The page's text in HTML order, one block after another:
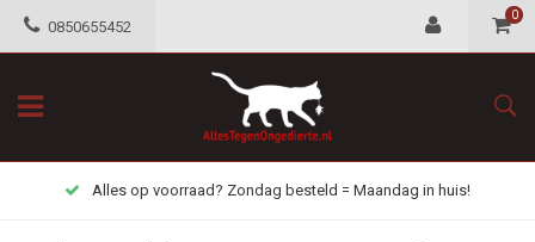
0850655452
0
Alles op voorraad? Zondag besteld = Maandag in huis!